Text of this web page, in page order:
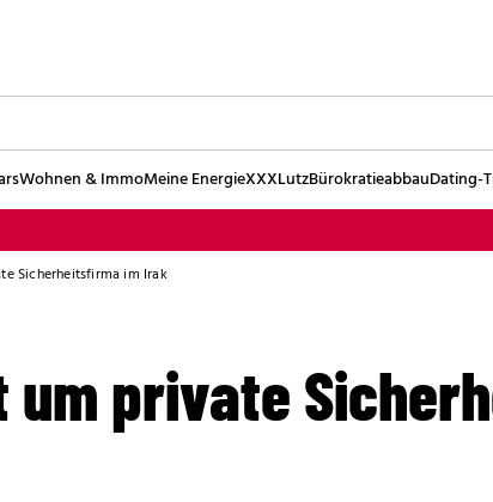
Wohnen & ImmoMeine EnergieXXXLutzBürokratieabbauDating-
Sicherheitsfirma im Irak
um private